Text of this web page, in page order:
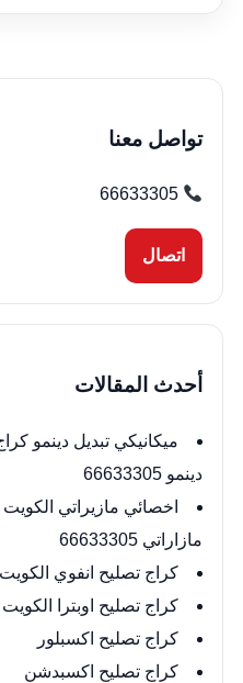
تواصل معنا
66633305
اتصال
أحدث المقالات
ميكانيكي تبديل دينمو
دينمو 66633305
اخصائي مازيراتي
مازاراتي 66633305
كراج تصليح انفوي الكويت 66633305 اخصائي جيمس
كراج تصليح اوبترا الكويت
كراج تصليح اكسبلور
كراج تصليح اكسبدشن